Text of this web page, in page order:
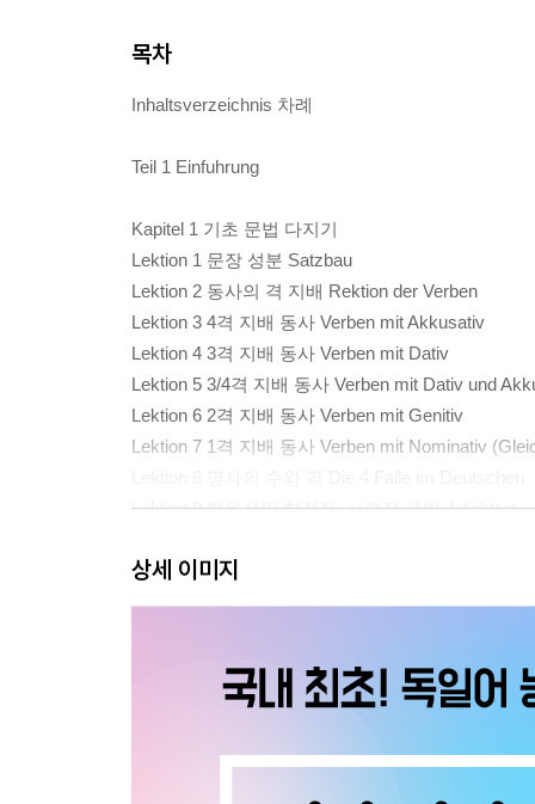
목차
Inhaltsverzeichnis 차례
Teil 1 Einfuhrung
Kapitel 1 기초 문법 다지기
Lektion 1 문장 성분 Satzbau
Lektion 2 동사의 격 지배 Rektion der Verben
Lektion 3 4격 지배 동사 Verben mit Akkusativ
Lektion 4 3격 지배 동사 Verben mit Dativ
Lektion 5 3/4격 지배 동사 Verben mit Dativ und
Lektion 6 2격 지배 동사 Verben mit Genitiv
Lektion 7 1격 지배 동사 Verben mit Nominativ
Lektion 9 형용사의 한정적, 서술적 용법 Adjektive
Kapitel 2 유형별 필수 표현
부사구: ~때문에 Kausale Angaben
Lektion 12 사생활 묘사하기 eine private Woche
Lektion 13 초대에 응하기 auf eine Einladung
상세 이미지